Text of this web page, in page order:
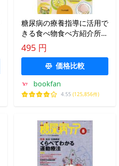
糖尿病の療養指導に活用で
きる食べ物食べ方紹介所/
幣憲一郎
495 円
価格比較
bookfan
4.55 (125,856件)